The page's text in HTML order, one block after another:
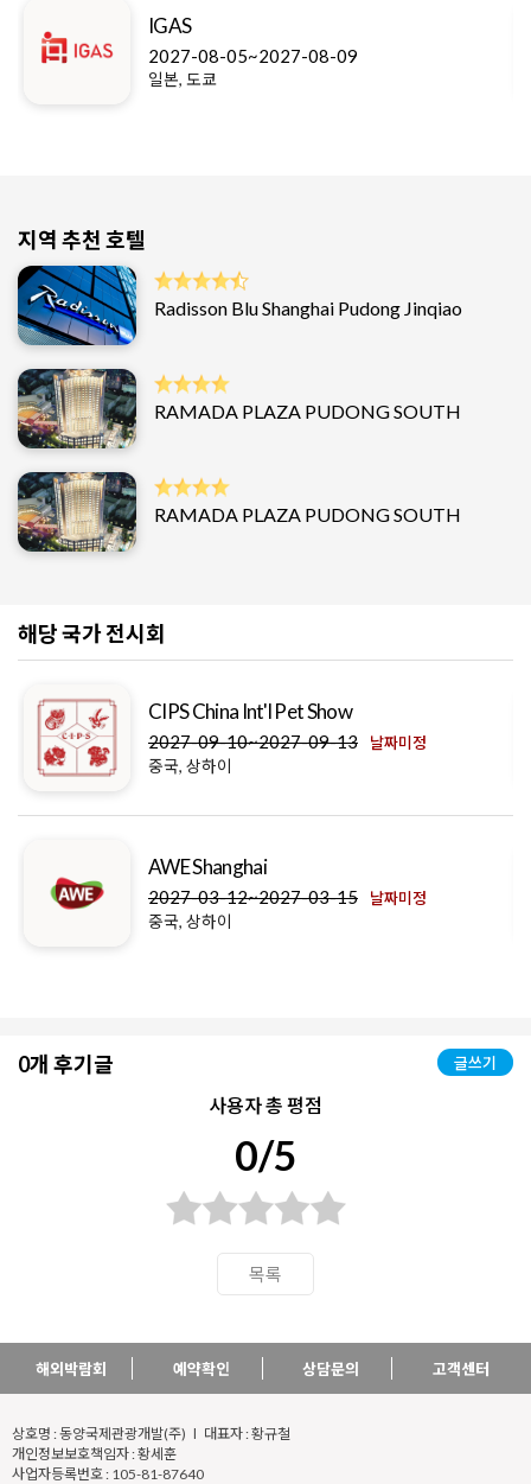
IGAS
2027-08-05~2027-08-09
일본, 도쿄
지역 추천 호텔
Radisson Blu Shanghai Pudong Jinqiao
RAMADA PLAZA PUDONG SOUTH
RAMADA PLAZA PUDONG SOUTH
해당 국가 전시회
CIPS China Int'l Pet Show
2027-09-10~2027-09-13 날짜미정
중국, 상하이
AWE Shanghai
2027-03-12~2027-03-15 날짜미정
중국, 상하이
0개 후기글 글쓰기
사용자 총 평점
0/5
목록
해외박람회 예약확인 상담문의 고객센터
상호명 : 동양국제관광개발(주) l 대표자 : 황규철
개인정보보호책임자 : 황세훈
사업자등록번호 : 105-81-87640